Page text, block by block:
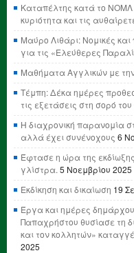
Καταπέλτης κατά το ΝΟΜΛ
κυριότητα και τις
Μαύρο Λιθάρι: Νομικές και
για τις «Ελεύθερες
Μαθήματα Αγγλικών με
Τέμπη: Δέκα ημέρες
τις εξετάσεις στη σορό του
Η διαχρονική παρανομία
αλλά έχει συνένοχους 6
Έφτασε η ώρα της
γλίστρα. 5 Νοεμβρίου 2025
Εκδίκηση και δικαίωση 19
Έργα και ημέρες
Παπαχρήστου θυσίασε τη
και τον κολλητών»
2025